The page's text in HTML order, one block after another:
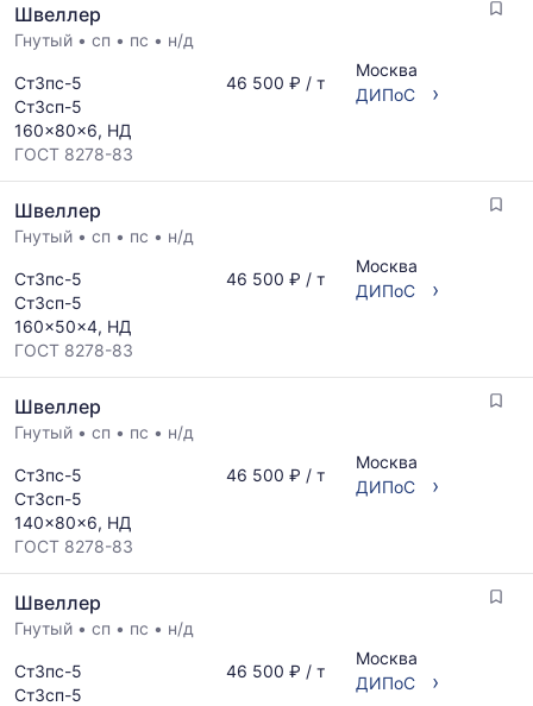
Швеллер
Гнутый • сп • пс • н/д
Ст3пс-5
Ст3сп-5
160x80x6, НД
ГОСТ 8278-83
46 500 ₽ / т
Москва
ДИПоС
›
Швеллер
Гнутый • сп • пс • н/д
Ст3пс-5
Ст3сп-5
160x50x4, НД
ГОСТ 8278-83
46 500 ₽ / т
Москва
ДИПоС
›
Швеллер
Гнутый • сп • пс • н/д
Ст3пс-5
Ст3сп-5
140x80x6, НД
ГОСТ 8278-83
46 500 ₽ / т
Москва
ДИПоС
›
Швеллер
Гнутый • сп • пс • н/д
Ст3пс-5
Ст3сп-5
46 500 ₽ / т
Москва
ДИПоС
›